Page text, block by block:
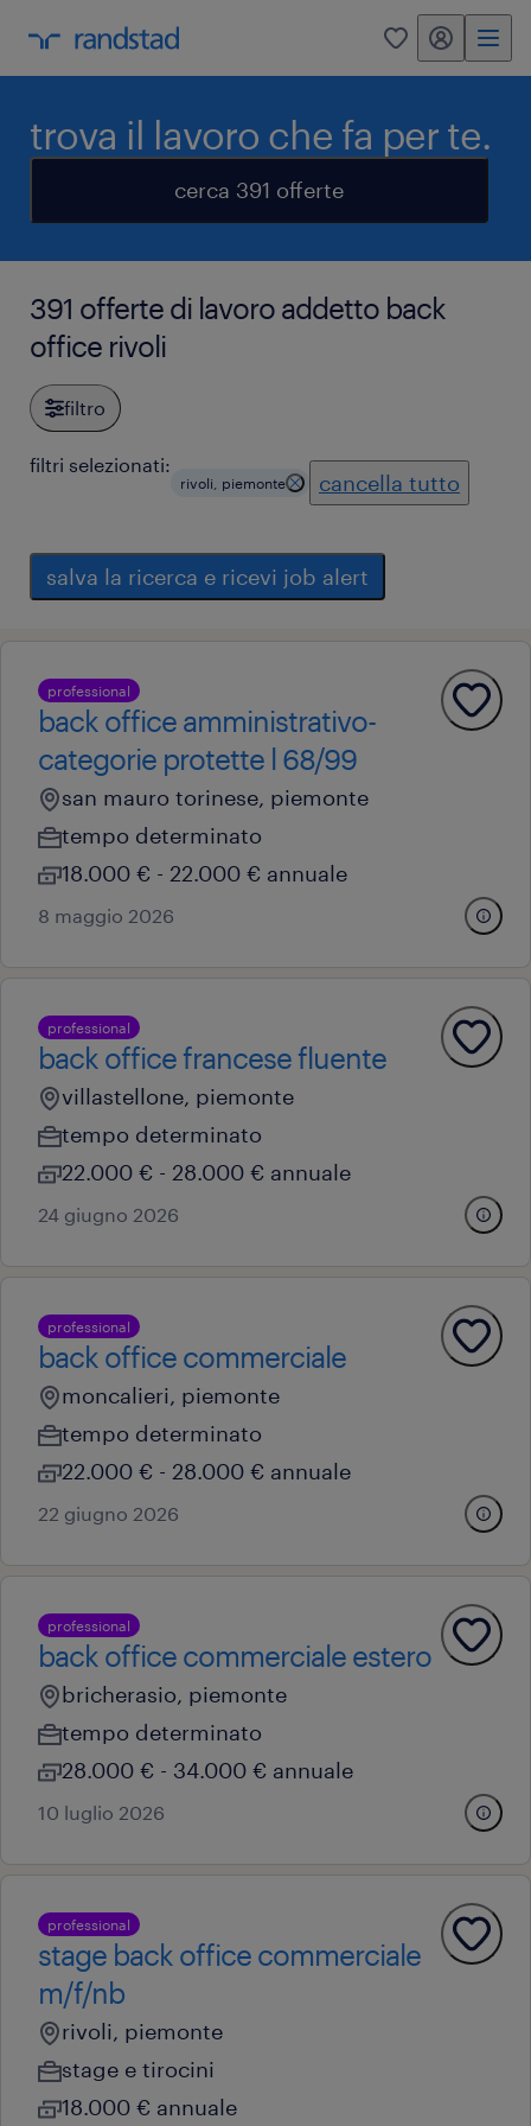
0 my randstad
trova il lavoro che fa per te.
cerca 391 offerte
391 offerte di lavoro addetto back
office rivoli
filtro
filtri selezionati:
rivoli, piemonte cancella tutto
salva la ricerca e ricevi job alert
professional
back office amministrativo-
categorie protette l 68/99
san mauro torinese, piemonte
tempo determinato
18.000 € - 22.000 € annuale
8 maggio 2026
professional
back office francese fluente
villastellone, piemonte
tempo determinato
22.000 € - 28.000 € annuale
24 giugno 2026
professional
back office commerciale
moncalieri, piemonte
tempo determinato
22.000 € - 28.000 € annuale
22 giugno 2026
professional
back office commerciale estero
bricherasio, piemonte
tempo determinato
28.000 € - 34.000 € annuale
10 luglio 2026
professional
stage back office commerciale
m/f/nb
rivoli, piemonte
stage e tirocini
18.000 € annuale